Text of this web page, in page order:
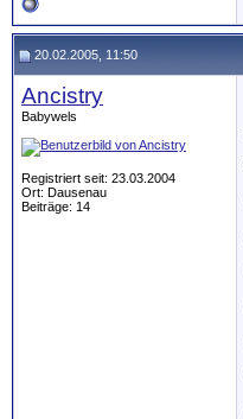
20.02.2005, 11:50
Ancistry
Babywels
Registriert seit: 23.03.2004
Ort: Dausenau
Beiträge: 14